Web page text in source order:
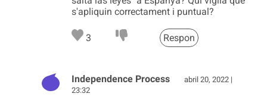
s'apliquin correctament i puntual?
3 Respon
Independence Process
abril 20, 2022 |
23:32